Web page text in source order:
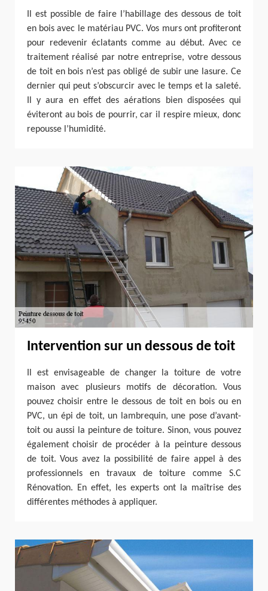
Il est possible de faire l’habillage des dessous de toit
en bois avec le matériau PVC. Vos murs ont profiteront
pour redevenir éclatants comme au début. Avec ce
traitement réalisé par notre entreprise, votre dessous
de toit en bois n’est pas obligé de subir une lasure. Ce
dernier qui peut s’obscurcir avec le temps et la saleté.
Il y aura en effet des aérations bien disposées qui
éviteront au bois de pourrir, car il respire mieux, donc
repousse l’humidité.
Intervention sur un dessous de toit
Il est envisageable de changer la toiture de votre
maison avec plusieurs motifs de décoration. Vous
pouvez choisir entre le dessous de toit en bois ou en
PVC, un épi de toit, un lambrequin, une pose d’avant-
toit ou aussi la peinture de toiture. Sinon, vous pouvez
également choisir de procéder à la peinture dessous
de toit. Vous avez la possibilité de faire appel à des
professionnels en travaux de toiture comme S.C
Rénovation. En effet, les experts ont la maîtrise des
différentes méthodes à appliquer.